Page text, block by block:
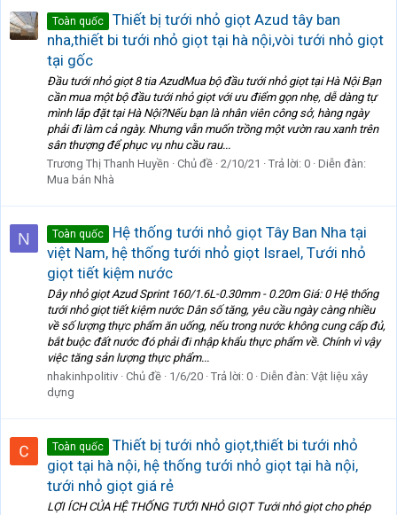
Toàn quốc
Thiết bị tưới nhỏ giọt Azud tây ban
nha,thiết bi tưới nhỏ giọt tại hà nội,vòi tưới nhỏ giọt
tại gốc
Đầu tưới nhỏ giọt 8 tia AzudMua bộ đầu tưới nhỏ giọt tại Hà Nội Bạn
cần mua một bộ đầu tưới nhỏ giọt với ưu điểm gọn nhẹ, dễ dàng tự
mình lắp đặt tại Hà Nội?Nếu bạn là nhân viên công sở, hàng ngày
phải đi làm cả ngày. Nhưng vẫn muốn trồng một vườn rau xanh trên
sân thượng để phục vụ nhu cầu rau...
Trương Thị Thanh Huyền
Chủ đề 2/10/21 Trả lời: 0 Diễn đàn:
Mua bán Nhà
N Toàn quốc
Hệ thống tưới nhỏ giọt Tây Ban Nha tại
việt Nam, hệ thống tưới nhỏ giọt Israel, Tưới nhỏ
giọt tiết kiệm nước
Dây nhỏ giọt Azud Sprint 160/1.6L-0.30mm - 0.20m Giá: 0 Hệ thống
tưới nhỏ giọt tiết kiệm nước Dân số tăng, yêu cầu ngày càng nhiều
về số lượng thực phẩm ăn uống, nếu trong nước không cung cấp đủ,
bắt buộc đất nước đó phải đi nhập khẩu thực phẩm về. Chính vì vậy
việc tăng sản lượng thực phẩm...
nhakinhpolitiv Chủ đề 1/6/20 Trả lời: 0 Diễn đàn: Vật liệu xây
dựng
Toàn quốc
Thiết bị tưới nhỏ giọt,thiết bi tưới nhỏ
giọt tại hà nội, hệ thống tưới nhỏ giọt tại hà nội,
tưới nhỏ giọt giá rẻ
LỢI ÍCH CỦA HỆ THỐNG TƯỚI NHỎ GIỌT Tưới nhỏ giọt cho phép